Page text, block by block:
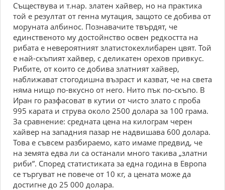
Съществува и т.нар. златен хайвер, но на практика
той е резултат от генна мутация, защото се добива от
моруната албинос. Познавачите твърдят, че
единственото му достойнство освен редкостта на
рибата е невероятният златистокехлибарен цвят. Той
е най-скъпият хайвер, с деликатен орехов привкус.
Рибите, от които се добива златният хайвер,
наближават стогодишна възраст и казват, че на света
няма нищо по-вкусно от него. Нито пък по-скъпо. В
Иран го разфасоват в кутии от чисто злато с проба
995 карата и струва около 2500 долара за 100 грама.
За сравнение: средната цена на килограм черен
хайвер на западния пазар не надвишава 600 долара.
Това е съвсем разбираемо, като имаме предвид, че
на земята едва ли са останали много такива „златни
риби”. Според статистиката за една година в Европа
се търгуват не повече от 10 кг, а цената може да
достигне до 25 000 долара.